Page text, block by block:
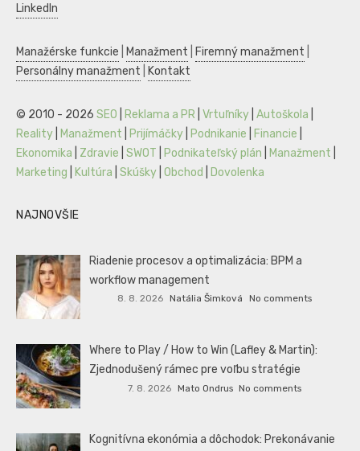
LinkedIn
Manažérske funkcie Manažment Firemný manažment
Personálny manažment
Kontakt
© 2010 - 2026 SEO Reklama a PR Vrtuľníky Autoškola
Reality
Manažment Prijímáčky Podnikanie Financie
Ekonomika
Zdravie SWOT Podnikateľský plán Manažment
Marketing
Kultúra Skúšky Obchod Dovolenka
NAJNOVŠIE
Riadenie procesov a optimalizácia: BPM a
workflow management
8. 8. 2026 Natália Šimková No comments
Where to Play / How to Win (Lafley & Martin):
Zjednodušený rámec pre voľbu stratégie
7. 8. 2026 Mato Ondrus No comments
Kognitívna ekonómia a dôchodok: Prekonávanie